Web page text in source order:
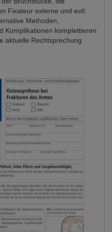
Fixateur externe und evtl.
Methoden,
Komplikationen komplettieren
aktuelle Rechtsprechung